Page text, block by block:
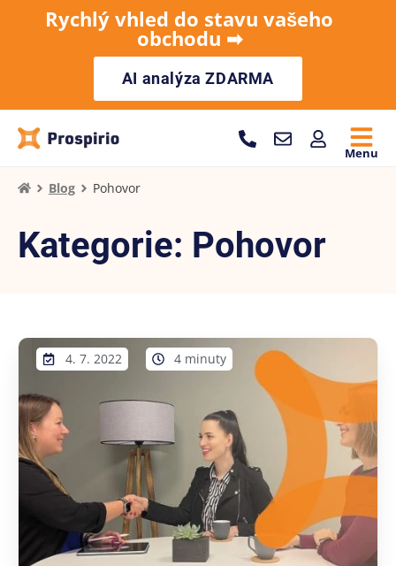
Rychlý vhled do stavu vašeho
obchodu ➡︎
AI analýza ZDARMA
Menu
Blog Pohovor
Kategorie: Pohovor
4. 7. 2022 4 minuty